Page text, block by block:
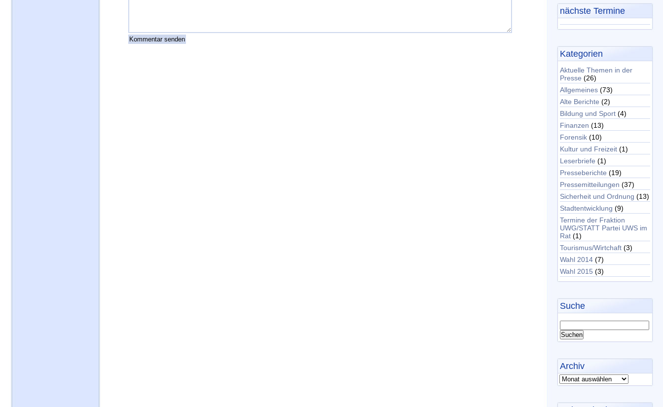
nächste Termine
Kategorien
Aktuelle Themen in der
Presse (26)
Allgemeines (73)
Alte Berichte (2)
Bildung und Sport (4)
Finanzen (13)
Forensik (10)
Kultur und Freizeit (1)
Leserbriefe (1)
Presseberichte (19)
Pressemitteilungen (37)
Sicherheit und Ordnung (13)
Stadtentwicklung (9)
Termine der Fraktion
UWG/STATT Partei UWS im
Rat (1)
Tourismus/Wirtchaft (3)
Wahl 2014 (7)
Wahl 2015 (3)
Suche
Archiv
Archiv